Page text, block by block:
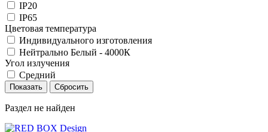
IP20
IP65
Цветовая температура
Индивидуального изготовления
Нейтрально Белый - 4000К
Угол излучения
Средний
Раздел не найден